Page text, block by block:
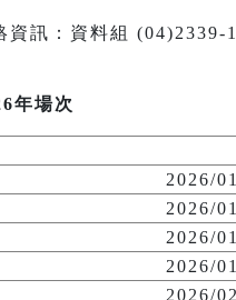
資訊：資料組
年場次
2026/
2026/
2026/
2026/
2026/